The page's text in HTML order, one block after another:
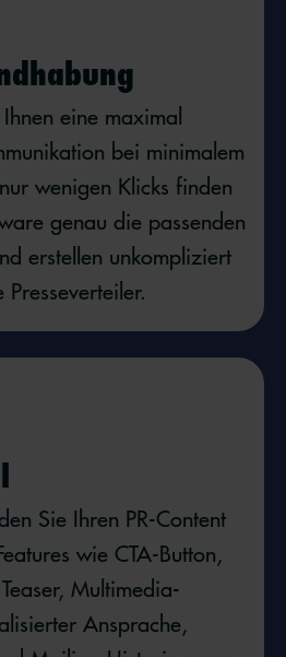
eine maximal
bei minimalem
wenigen Klicks finden
genau die passenden
erstellen unkompliziert
Sie Ihren PR-Content
wie CTA-Button,
Multimedia-
Ansprache,